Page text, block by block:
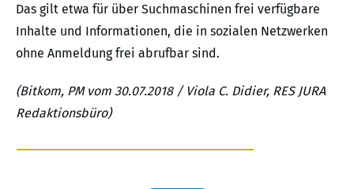
Das gilt etwa für über Suchmaschinen frei verfügbare
Inhalte und Informationen, die in sozialen Netzwerken
ohne Anmeldung frei abrufbar sind.
(Bitkom, PM vom 30.07.2018 / Viola C. Didier, RES JURA
Redaktionsbüro)